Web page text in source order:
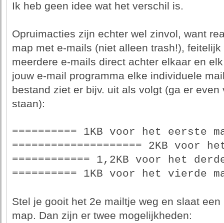
Ik heb geen idee wat het verschil is.
Opruimacties zijn echter wel zinvol, want
map met e-mails (niet alleen trash!),
meerdere e-mails direct achter elkaar en
jouw e-mail programma elke individuele
bestand ziet er bijv. uit als volgt (ga er
staan):
========== 1KB voor het eerste
==================== 2KB voor
============ 1,2KB voor het
========== 1KB voor het vierde
Stel je gooit het 2e mailtje weg en slaat
map. Dan zijn er twee mogelijkheden: